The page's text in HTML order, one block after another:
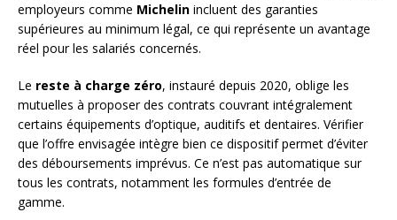
employeurs comme Michelin incluent des garanties
supérieures au minimum légal, ce qui représente un avantage
réel pour les salariés concernés.
Le reste à charge zéro, instauré depuis 2020, oblige les
mutuelles à proposer des contrats couvrant intégralement
certains équipements d’optique, auditifs et dentaires. Vérifier
que l’offre envisagée intègre bien ce dispositif permet d’éviter
des déboursements imprévus. Ce n’est pas automatique sur
tous les contrats, notamment les formules d’entrée de
gamme.